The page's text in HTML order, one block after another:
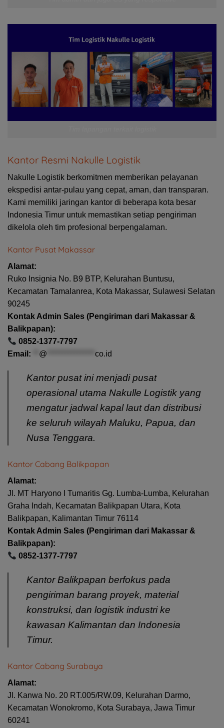
Kantor Resmi Nakulle Logistik
Nakulle Logistik berkomitmen memberikan pelayanan
ekspedisi antar-pulau yang cepat, aman, dan transparan.
Kami memiliki jaringan kantor di beberapa kota besar
Indonesia Timur untuk memastikan setiap pengiriman
dikelola oleh tim profesional berpengalaman.
Kantor Pusat Makassar
Alamat:
Ruko Insignia No. B9 BTP, Kelurahan Buntusu,
Kecamatan Tamalanrea, Kota Makassar, Sulawesi Selatan
90245
Kontak Admin Sales (Pengiriman dari Makassar &
Balikpapan):
0852-1377-7797
Email:
@ co.id
Kantor pusat ini menjadi pusat
operasional utama Nakulle Logistik yang
mengatur jadwal kapal laut dan distribusi
ke seluruh wilayah Maluku, Papua, dan
Nusa Tenggara.
Kantor Cabang Balikpapan
Alamat:
Jl. MT Haryono I Tumaritis Gg. Lumba-Lumba, Kelurahan
Graha Indah, Kecamatan Balikpapan Utara, Kota
Balikpapan, Kalimantan Timur 76114
Kontak Admin Sales (Pengiriman dari Makassar &
Balikpapan):
0852-1377-7797
Kantor Balikpapan berfokus pada
pengiriman barang proyek, material
konstruksi, dan logistik industri ke
kawasan Kalimantan dan Indonesia
Timur.
Kantor Cabang Surabaya
Alamat:
Jl. Kanwa No. 20 RT.005/RW.09, Kelurahan Darmo,
Kecamatan Wonokromo, Kota Surabaya, Jawa Timur
60241